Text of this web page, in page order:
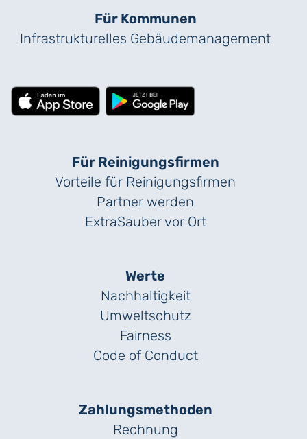
Für Kommunen
Infrastrukturelles Gebäude­management
Für Reinigungs­firmen
Vorteile für Reinigungs­firmen
Partner werden
ExtraSauber vor Ort
Werte
Nachhaltigkeit
Umweltschutz
Fairness
Code of Conduct
Zahlungs­methoden
Rechnung